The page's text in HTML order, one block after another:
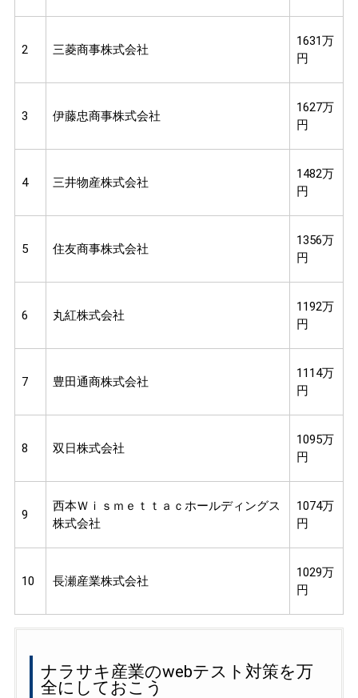
2 三菱商事株式会社
1631万
円
3 伊藤忠商事株式会社
1627万
円
4 三井物産株式会社
1482万
円
5 住友商事株式会社
1356万
円
6 丸紅株式会社
1192万
円
7 豊田通商株式会社
1114万
円
8 双日株式会社
1095万
円
9
西本Ｗｉｓｍｅｔｔａｃホールディングス
株式会社
1074万
円
10 長瀬産業株式会社
1029万
円
ナラサキ産業のwebテスト対策を万
全にしておこう